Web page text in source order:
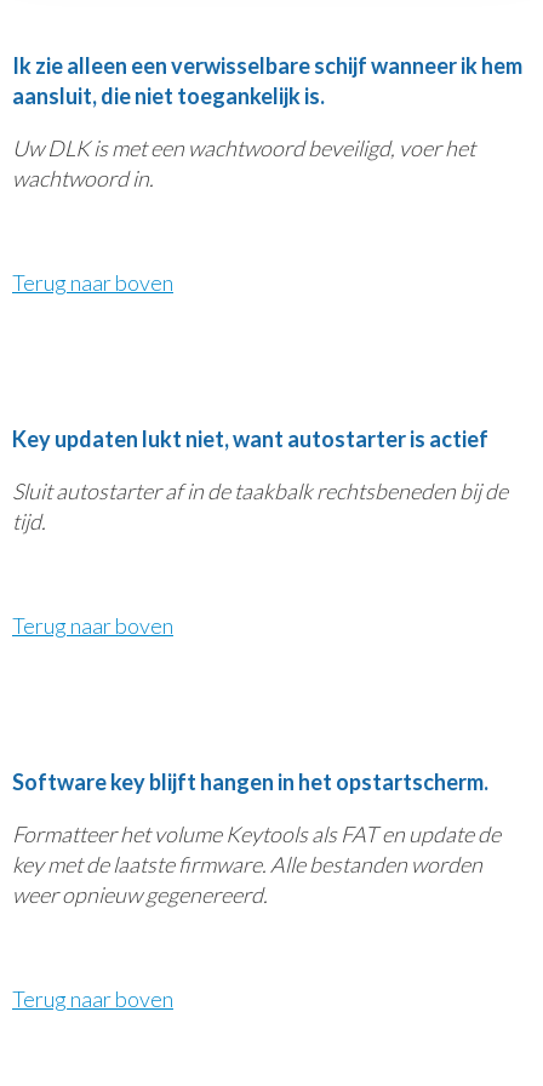
Ik zie alleen een verwisselbare schijf wanneer ik hem
aansluit, die niet toegankelijk is.
Uw DLK is met een wachtwoord beveiligd, voer het
wachtwoord in.
Terug naar boven
Key updaten lukt niet, want autostarter is actief
Sluit autostarter af in de taakbalk rechtsbeneden bij de
tijd.
Terug naar boven
Software key blijft hangen in het opstartscherm.
Formatteer het volume Keytools als FAT en update de
key met de laatste firmware. Alle bestanden worden
weer opnieuw gegenereerd.
Terug naar boven